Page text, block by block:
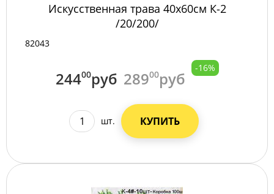
Искусственная трава 40х60см К-2
/20/200/
82043
24400руб 28900руб
-16%
шт. КУПИТЬ